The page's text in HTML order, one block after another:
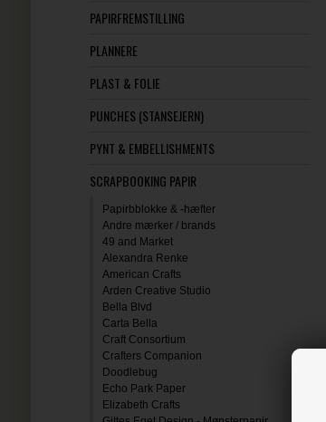
PAPIRFREMSTILLING
PLANNERE
PLAST & FOLIE
PUNCHES (STANSEJERN)
PYNT & EMBELLISHMENTS
SCRAPBOOKING PAPIR
Papirbblokke & -hæfter
Andre mærker / brands
49 and Market
Alexandra Renke
American Crafts
Arden Creative Studio
Bella Blvd
Carta Bella
Craft Consortium
Crafters Companion
Doodlebug
Echo Park Paper
Elizabeth Crafts